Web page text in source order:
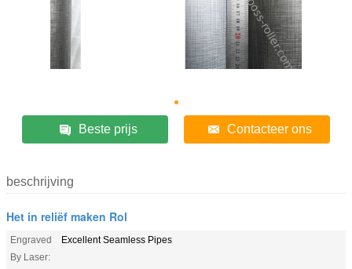
Beste prijs Contacteer ons
beschrijving
Het in reliëf maken Rol
Engraved
By Laser:
Excellent Seamless Pipes